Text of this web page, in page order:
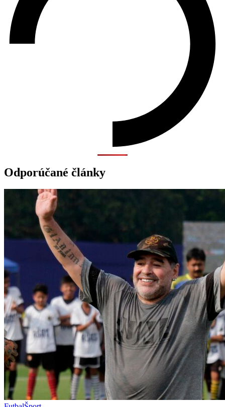
Odporúčané články